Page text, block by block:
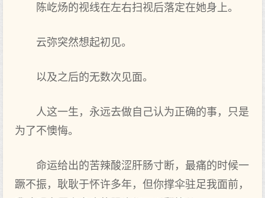
陈屹炀的视线在左右扫视后落定在她身上。
云弥突然想起初见。
以及之后的无数次见面。
人这一生，永远去做自己认为正确的事，只是
为了不懊悔。
命运给出的苦辣酸涩肝肠寸断，最痛的时候一
蹶不振，耿耿于怀许多年，但你撑伞驻足我面前，